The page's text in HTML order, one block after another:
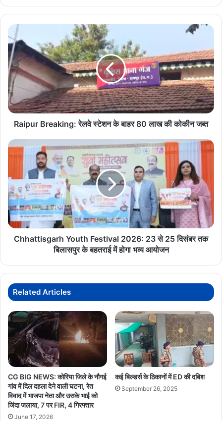
फिलहाल इलाके में सर्च ऑपरेशन जारी है और मुठभेड़ से जुड़ी अधिकृत जानकारी
का इंतजार किया जा रहा है।
Bijapur Breaking DRG Operation
Naxal Encounter
Raipur
Breaking:
रेलवे
स्टेशन
के
बाहर
80
लाख
की
कोकीन
Raipur Breaking: रेलवे स्टेशन के बाहर 80 लाख की कोकीन जब्त
Chhattisgarh
Youth
Festival
2026:
23
से
25
दिसंबर
तक
बिलासपुर
भव्य
आयोजन
Chhattisgarh Youth Festival 2026: 23 से 25 दिसंबर तक
बिलासपुर के बहतराई में होगा भव्य आयोजन
Related Articles
CG BIG NEWS: कोरिया जिले के नौगई
गांव में दिल दहला देने वाली घटना, रेत
विवाद में भाजपा नेता और उसके भाई को
जिंदा जलाया, 7 पर FIR, 4 गिरफ्तार
June 17, 2026
कई बिल्डर्स के ठिकानों में ED की दबिश
September 26, 2025